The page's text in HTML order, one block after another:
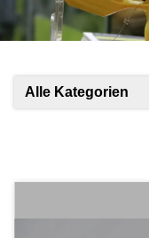
Alle Kategorien